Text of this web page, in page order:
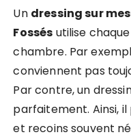
Un dressing sur
Fossés utilise
chambre. Par
conviennent pas
Par contre, un
parfaitement. Ainsi,
et recoins souvent